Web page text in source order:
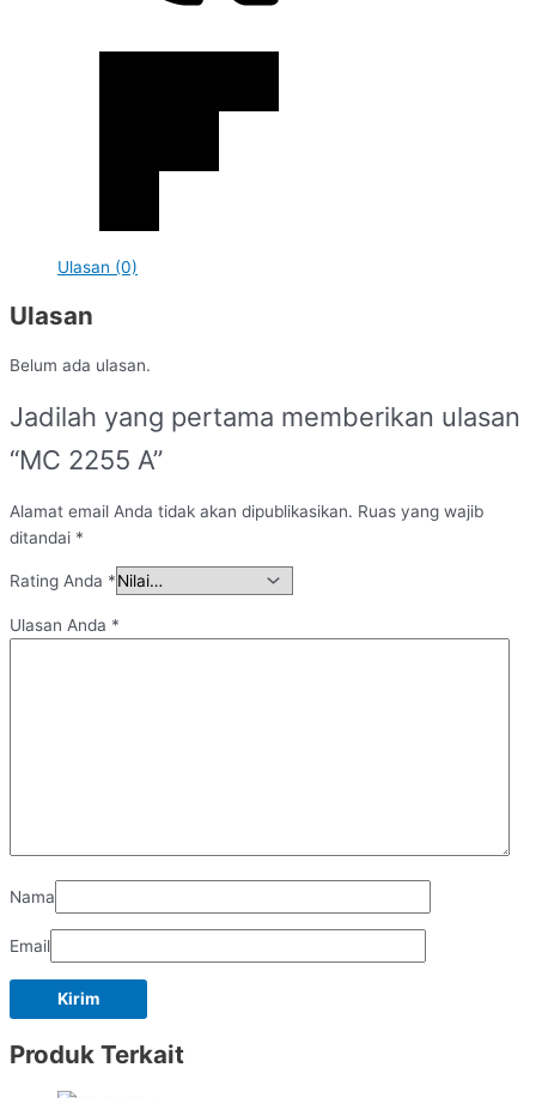
Ulasan (0)
Ulasan
Belum ada ulasan.
Jadilah yang pertama memberikan ulasan
“MC 2255 A”
Alamat email Anda tidak akan dipublikasikan. Ruas yang wajib
ditandai *
Rating Anda *
Ulasan Anda *
Nama
Email
Produk Terkait